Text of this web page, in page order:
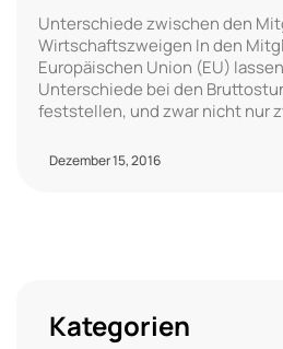
Unterschiede zwischen den
Wirtschaftszweigen In den
Europäischen Union (EU)
Unterschiede bei den
feststellen, und zwar nicht nur
Dezember 15, 2016
Kategorien